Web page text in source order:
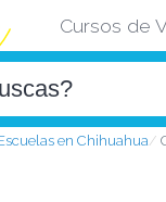
Cursos de
en Chihuahua